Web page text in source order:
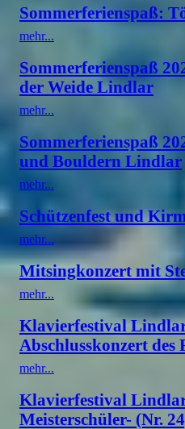
Sommerferienspaß:
mehr...
Sommerferienspaß
der Weide Lindlar
mehr...
Sommerferienspaß
und Bouldern Lindlar
mehr...
Schützenfest und
mehr...
Mitsingkonzert mit
mehr...
Klavierfestival
Abschlusskonzert
mehr...
Klavierfestival
Meisterschüler- (Nr.